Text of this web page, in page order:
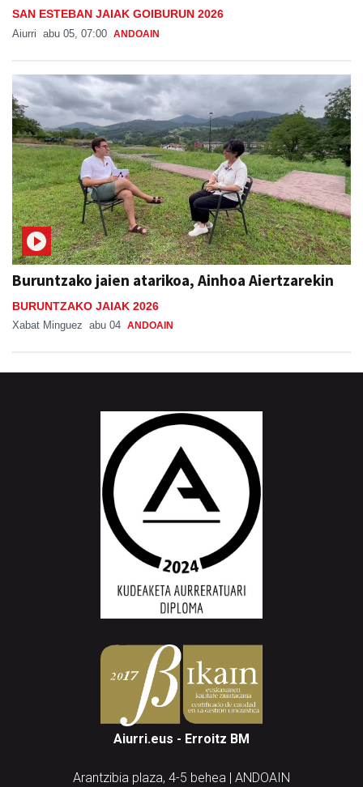
SAN ESTEBAN JAIAK GOIBURUN 2026
Aiurri abu 05, 07:00 ANDOAIN
Buruntzako jaien atarikoa, Ainhoa Aiertzarekin
BURUNTZAKO JAIAK 2026
Xabat Minguez abu 04 ANDOAIN
Aiurri.eus - Erroitz BM
Arantzibia plaza, 4-5 behea | ANDOAIN